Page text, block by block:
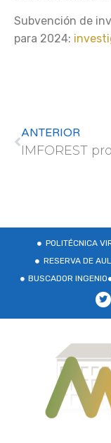
Subvención de
para 2024:
ANTERIOR
POLITÉCNICA
RESERVA DE
BUSCADOR INGENIO